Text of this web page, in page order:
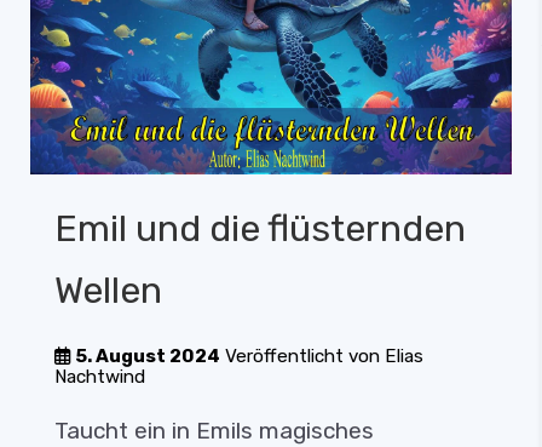
Emil und die flüsternden
Wellen
5. August 2024 Veröffentlicht von Elias
Nachtwind
Taucht ein in Emils magisches